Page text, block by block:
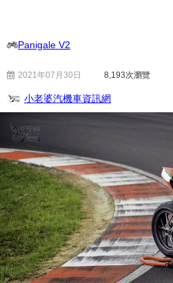
Panigale V2
2021年07月30日 8,193次瀏覽
小老婆汽機車資訊網